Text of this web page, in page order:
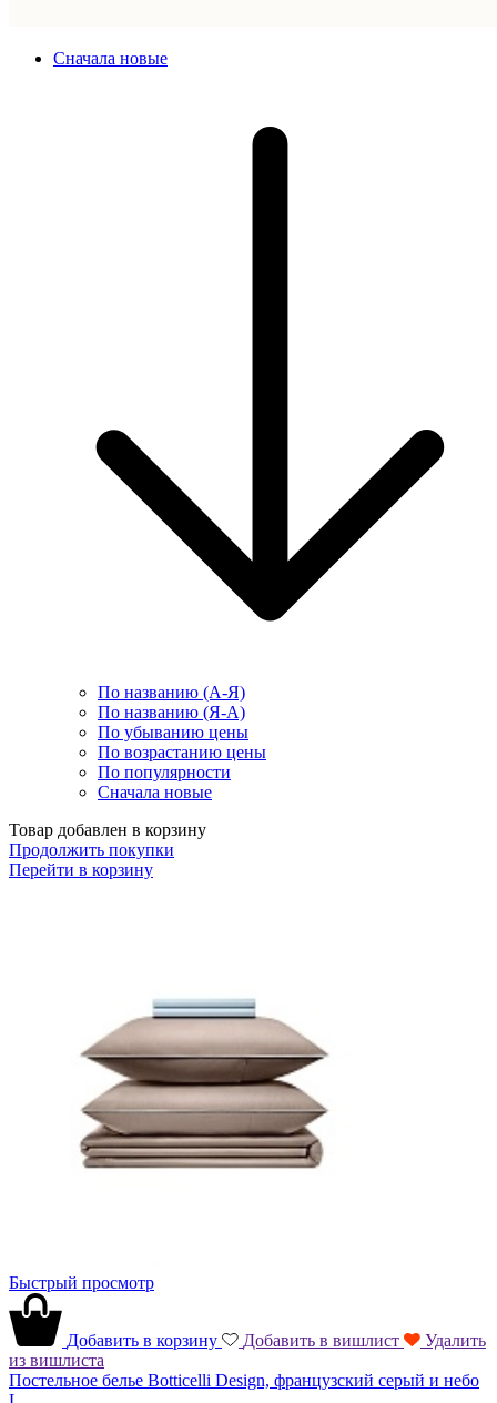
Сначала новые
По названию (А-Я)
По названию (Я-А)
По убыванию цены
По возрастанию цены
По популярности
Сначала новые
Товар добавлен в корзину
Продолжить покупки
Перейти в корзину
Быстрый просмотр
Добавить в корзину Добавить в вишлист
Удалить
из вишлиста
Постельное белье Botticelli Design, французский серый и небо